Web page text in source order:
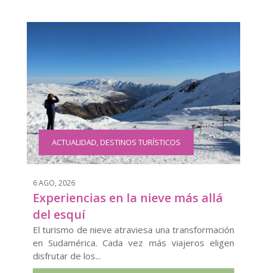
ACTUALIDAD,DESTINOS TURÍSTICOS
6 AGO, 2026
Experiencias en la nieve más allá
del esquí
El turismo de nieve atraviesa una transformación
en Sudamérica. Cada vez más viajeros eligen
disfrutar de los...